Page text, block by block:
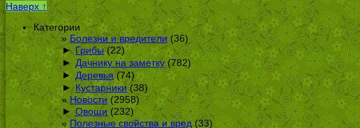
Наверх ↑
Категории
Болезни и вредители(36)
► Грибы(22)
► Дачнику на заметку(782)
► Деревья(74)
► Кустарники(38)
Новости(2958)
► Овощи(232)
Полезные свойства и вред(33)